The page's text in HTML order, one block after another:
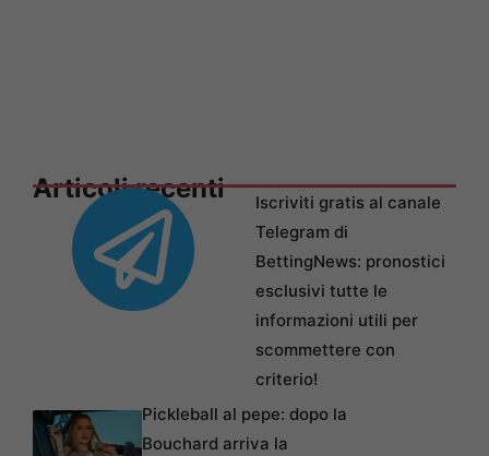
Articoli recenti
Iscriviti gratis al canale
Telegram di
BettingNews: pronostici
esclusivi tutte le
informazioni utili per
scommettere con
criterio!
Pickleball al pepe: dopo la
Bouchard arriva la